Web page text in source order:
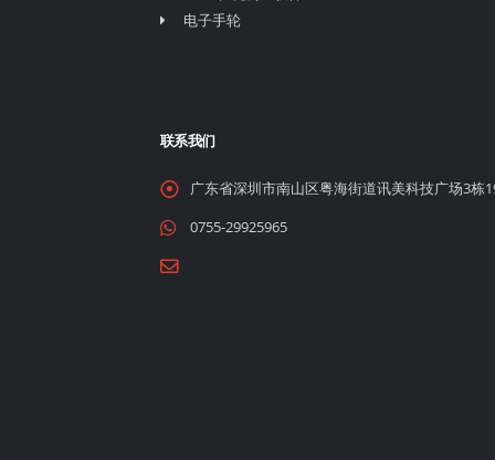
电子手轮
联系我们
广东省深圳市南山区粤海街道讯美科技广场3栋
0755-29925965